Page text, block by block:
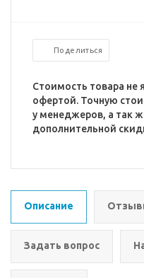
Поделиться
Стоимость товара не
офертой. Точную
у менеджеров, а так
дополнительной
Описание
Задать вопрос